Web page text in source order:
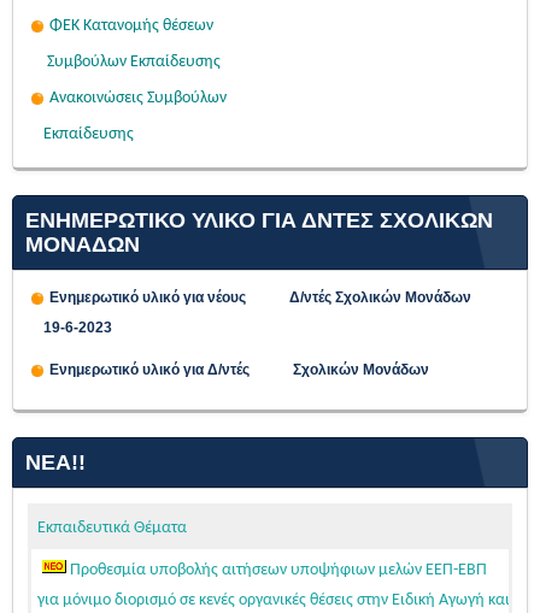
ΦΕΚ Κατανομής θέσεων
Συμβούλων Εκπαίδευσης
Ανακοινώσεις Συμβούλων
Εκπαίδευσης
ΕΝΗΜΕΡΩΤΙΚΟ ΥΛΙΚΟ ΓΙΑ ΔΝΤΕΣ ΣΧΟΛΙΚΩΝ
ΜΟΝΑΔΩΝ
Ενημερωτικό υλικό για νέους Δ/ντές Σχολικών Μονάδων
19-6-2023
Ενημερωτικό υλικό για Δ/ντές Σχολικών Μονάδων
ΝΈΑ!!
Εκπαιδευτικά Θέματα
Προθεσμία υποβολής αιτήσεων υποψήφιων μελών ΕΕΠ-ΕΒΠ
για μόνιμο διορισμό σε κενές οργανικές θέσεις στην Ειδική Αγωγή και